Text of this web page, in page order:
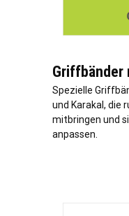
Spezielle
und Karakal, die
mitbringen und
anpassen.